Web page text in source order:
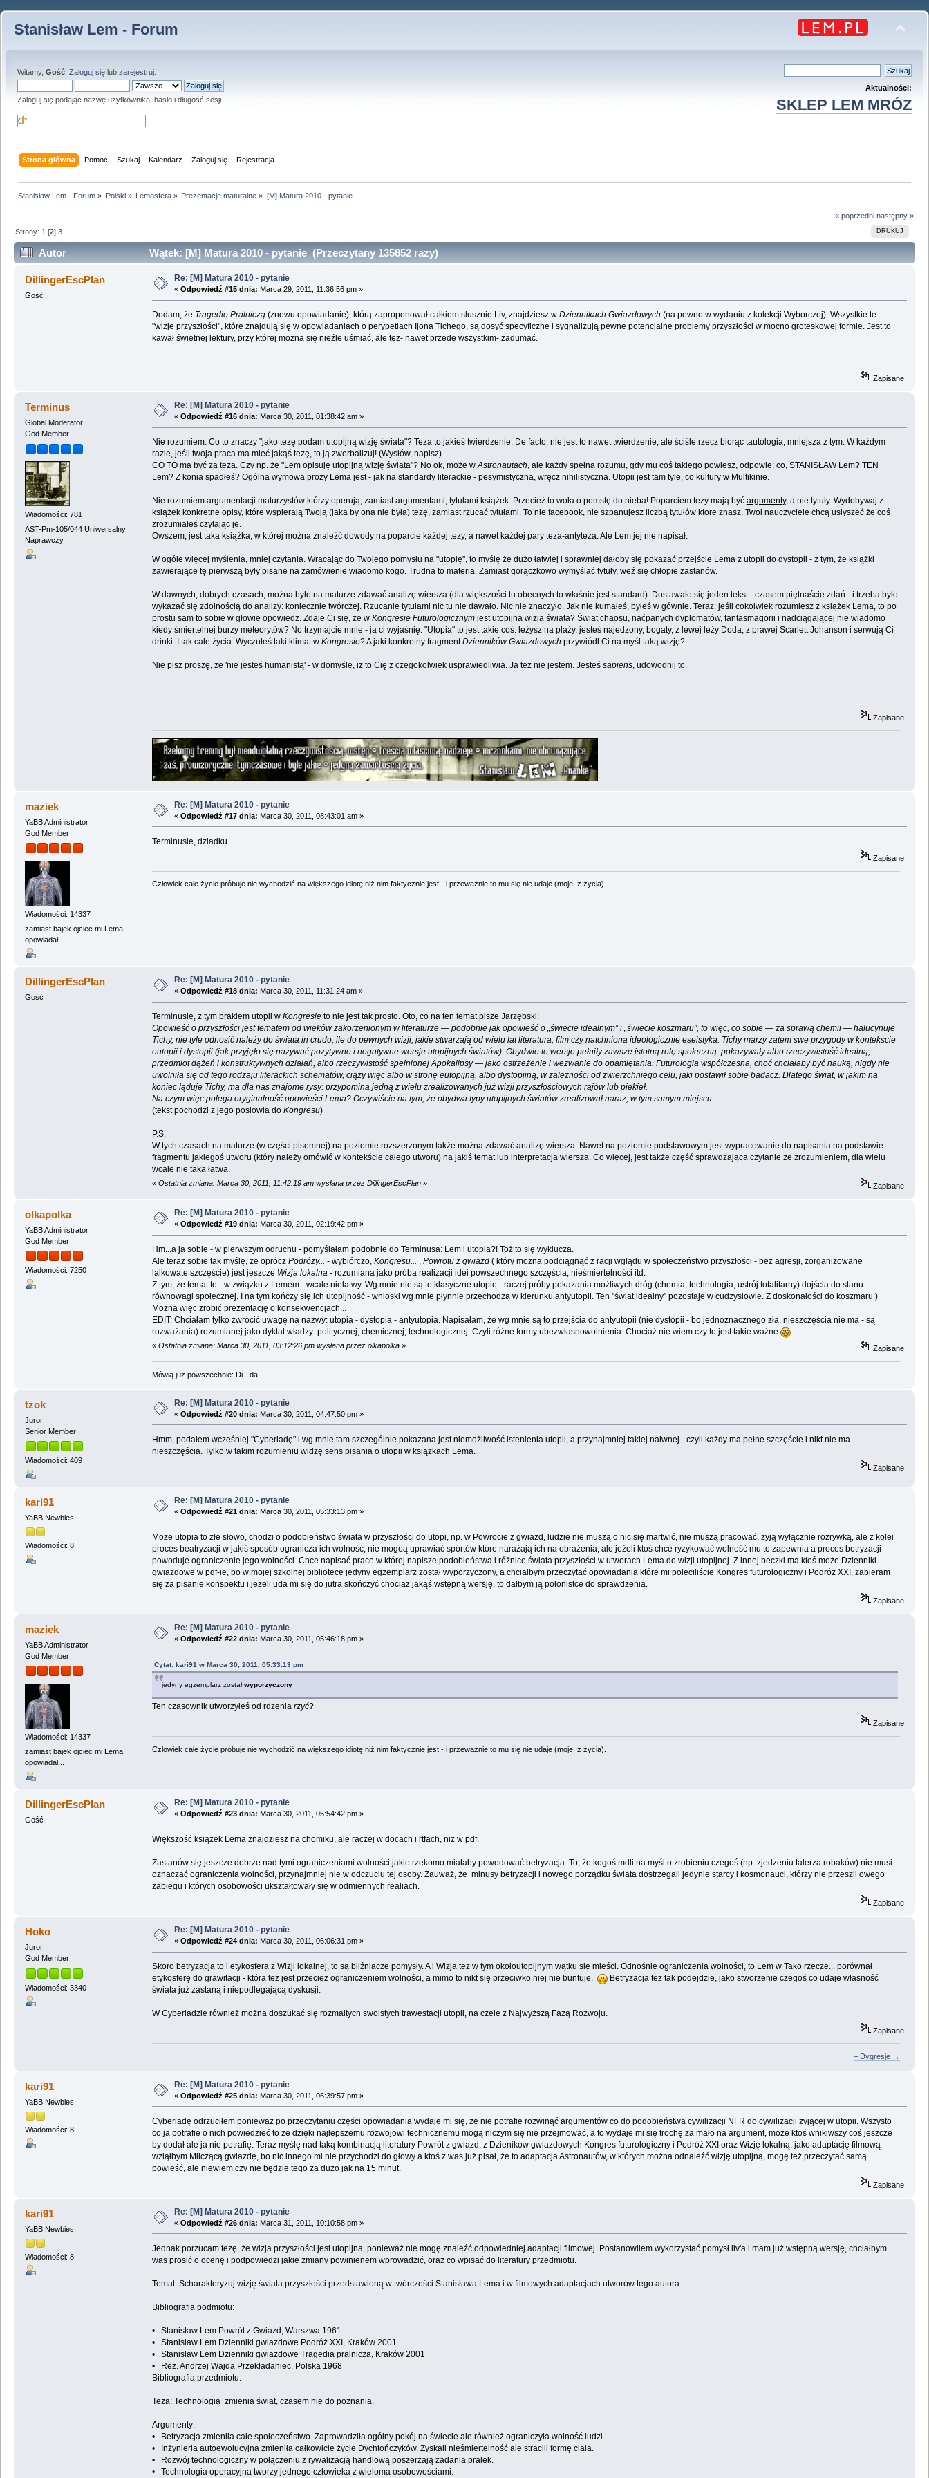
Stanisław Lem - Forum
Witamy, Gość Zaloguj się lub zarejestruj
Zaloguj się podając nazwę użytkownika, hasło i długość sesji
Aktualności:
SKLEP LEM MRÓZ
Strona główna Pomoc Szukaj Kalendarz Zaloguj się Rejestracja
Stanisław Lem - Forum » Polski» Lemosfera» Prezentacje maturalne » [M] Matura 2010 - pytanie
« poprzedni następny »
DRUKUJ
Strony: 1 [2]3
Autor Wątek: [M] Matura 2010 - pytanie (Przeczytany 135852 razy)
DillingerEscPlan
Gość
Re: [M] Matura 2010 - pytanie
« Odpowiedź #15 dnia: Marca 29, 2011, 11:36:56 pm »
Dodam, że Tragedie Pralniczą(znowu opowiadanie), którą zaproponował całkiem słusznie Liv, znajdziesz w Dziennikach Gwiazdowych (na pewno w wydaniu z kolekcji Wyborczej). Wszystkie te
"wizje przyszłości", które znajdują się w opowiadaniach o perypetiach Ijona Tichego, są dosyć specyficzne i sygnalizują pewne potencjalne problemy przyszłości w mocno groteskowej formie. Jest to
kawał świetnej lektury, przy której można się nieźle uśmiać, ale też- nawet przede wszystkim- zadumać.
Zapisane
Terminus
Global Moderator
God Member
Wiadomości: 781
AST-Pm-105/044 Uniwersalny
Naprawczy
Re: [M] Matura 2010 - pytanie
« Odpowiedź #16 dnia: Marca 30, 2011, 01:38:42 am »
Nie rozumiem. Co to znaczy "jako tezę podam utopijną wizję świata"? Teza to jakieś twierdzenie. De facto, nie jest to nawet twierdzenie, ale ściśle rzecz biorąc tautologia, mniejsza z tym. W każdym
razie, jeśli twoja praca ma mieć jakąś tezę, to ją zwerbalizuj! (Wysłów, napisz).
CO TO ma być za teza. Czy np. że "Lem opisuję utopijną wizję świata"? No ok, może wAstronautach, ale każdy spełna rozumu, gdy mu coś takiego powiesz, odpowie: co, STANISŁAW Lem? TEN
Lem? Z konia spadłeś? Ogólna wymowa prozy Lema jest - jak na standardy literackie - pesymistyczna, wręcz nihilistyczna. Utopii jest tam tyle, co kultury w Multikinie.
Nie rozumiem argumentacji maturzystów którzy operują, zamiast argumentami, tytułami książek. Przecież to woła o pomstę do nieba! Poparciem tezy mają być argumenty, a nie tytuły. Wydobywaj z
książek konkretne opisy, które wspierają Twoją (jaka by ona nie była) tezę, zamiast rzucać tytułami. To nie facebook, nie szpanujesz liczbą tytułów ktore znasz. Twoi nauczyciele chcą usłyszeć że coś
zrozumiałeśczytając je.
Owszem, jest taka książka, w której można znaleźć dowody na poparcie każdej tezy, a nawet każdej pary teza-antyteza. Ale Lem jej nie napisał.
W ogóle więcej myślenia, mniej czytania. Wracając do Twojego pomysłu na "utopię", to myślę że dużo łatwiej i sprawniej dałoby się pokazać przejście Lema z utopii do dystopii - z tym, że książki
zawierające tę pierwszą były pisane na zamówienie wiadomo kogo. Trudna to materia. Zamiast gorączkowo wymyślać tytuły, weź się chłopie zastanów.
W dawnych, dobrych czasach, można było na maturze zdawać analizę wiersza (dla większości tu obecnych to właśnie jest standard). Dostawało się jeden tekst - czasem piętnaście zdań - i trzeba było
wykazać się zdolnością do analizy: koniecznie twórczej. Rzucanie tytułami nic tu nie dawało. Nic nie znaczyło. Jak nie kumałeś, byłeś w gównie. Teraz: jeśli cokolwiek rozumiesz z książek Lema, to po
prostu sam to sobie w głowie opowiedz. Zdaje Ci się, że w Kongresie Futurologicznymjest utopijna wizja świata? Świat chaosu, naćpanych dyplomatów, fantasmagorii i nadciągającej nie wiadomo
kiedy śmiertelnej burzy meteorytów? No trzymajcie mnie - ja ci wyjaśnię. "Utopia" to jest takie coś: leżysz na plaży, jesteś najedzony, bogaty, z lewej leży Doda, z prawej Scarlett Johanson i serwują Ci
drinki. I tak całe życia. Wyczułeś taki klimat w Kongresie? A jaki konkretny fragmentDzienników Gwiazdowych przywiódł Ci na myśl taką wizję?
Nie pisz proszę, że 'nie jesteś humanistą' - w domyśle, iż to Cię z czegokolwiek usprawiedliwia. Ja tez nie jestem. Jesteś sapiens, udowodnij to.
Zapisane
maziek
YaBB Administrator
God Member
Wiadomości: 14337
zamiast bajek ojciec mi Lema
opowiadał...
Re: [M] Matura 2010 - pytanie
« Odpowiedź #17 dnia: Marca 30, 2011, 08:43:01 am »
Terminusie, dziadku...
Zapisane
Człowiek całe życie próbuje nie wychodzić na większego idiotę niż nim faktycznie jest - i przeważnie to mu się nie udaje (moje, z życia).
DillingerEscPlan
Gość
Re: [M] Matura 2010 - pytanie
« Odpowiedź #18 dnia: Marca 30, 2011, 11:31:24 am »
Terminusie, z tym brakiem utopii w Kongresieto nie jest tak prosto. Oto, co na ten temat pisze Jarzębski:
Opowieść o przyszłości jest tematem od wieków zakorzenionym w literaturze — podobnie jak opowieść o „świecie idealnym” i „świecie koszmaru”, to więc, co sobie — za sprawą chemii — halucynuje
Tichy, nie tyle odnosić należy do świata in crudo, ile do pewnych wizji, jakie stwarzają od wielu lat literatura, film czy natchniona ideologicznie eseistyka. Tichy marzy zatem swe przygody w kontekście
eutopii i dystopii (jak przyjęło się nazywać pozytywne i negatywne wersje utopijnych światów). Obydwie te wersje pełniły zawsze istotną rolę społeczną: pokazywały albo rzeczywistość idealną,
przedmiot dążeń i konstruktywnych działań, albo rzeczywistość spełnionej Apokalipsy — jako ostrzeżenie i wezwanie do opamiętania. Futurologia współczesna, choć chciałaby być nauką, nigdy nie
uwolniła się od tego rodzaju literackich schematów, ciąży więc albo w stronę eutopijną, albo dystopijną, w zależności od zwierzchniego celu, jaki postawił sobie badacz. Dlatego świat, w jakim na
koniec ląduje Tichy, ma dla nas znajome rysy: przypomina jedną z wielu zrealizowanych już wizji przyszłościowych rajów lub piekieł.
Na czym więc polega oryginalność opowieści Lema? Oczywiście na tym, że obydwa typy utopijnych światów zrealizował naraz, w tym samym miejscu.
(tekst pochodzi z jego posłowia do Kongresu)
P.S.
W tych czasach na maturze (w części pisemnej) na poziomie rozszerzonym także można zdawać analizę wiersza. Nawet na poziomie podstawowym jest wypracowanie do napisania na podstawie
fragmentu jakiegoś utworu (który należy omówić w kontekście całego utworu) na jakiś temat lub interpretacja wiersza. Co więcej, jest także część sprawdzająca czytanie ze zrozumieniem, dla wielu
wcale nie taka łatwa.
« Ostatnia zmiana: Marca 30, 2011, 11:42:19 am wysłana przez DillingerEscPlan» Zapisane
olkapolka
YaBB Administrator
God Member
Wiadomości: 7250
Re: [M] Matura 2010 - pytanie
« Odpowiedź #19 dnia: Marca 30, 2011, 02:19:42 pm »
Hm...a ja sobie - w pierwszym odruchu - pomyślałam podobnie do Terminusa: Lem i utopia?! Toż to się wyklucza.
Ale teraz sobie tak myślę, że opróczPodróży... - wybiórczo, Kongresu... , Powrotu z gwiazd( który można podciągnąć z racji wglądu w społeczeństwo przyszłości - bez agresji, zorganizowane
lalkowate szczęście) jest jeszcze Wizja lokalna- rozumiana jako próba realizacji idei powszechnego szczęścia, nieśmiertelności itd.
Z tym, że temat to - w związku z Lemem - wcale niełatwy. Wg mnie nie są to klasyczne utopie - raczej próby pokazania możliwych dróg (chemia, technologia, ustrój totalitarny) dojścia do stanu
równowagi społecznej. I na tym kończy się ich utopijność - wnioski wg mnie płynnie przechodzą w kierunku antyutopii. Ten "świat idealny" pozostaje w cudzysłowie. Z doskonałości do koszmaru:)
Można więc zrobić prezentację o konsekwencjach...
EDIT: Chciałam tylko zwrócić uwagę na nazwy: utopia - dystopia - antyutopia. Napisałam, że wg mnie są to przejścia do antyutopii (nie dystopii - bo jednoznacznego zła, nieszczęścia nie ma - są
rozważania) rozumianej jako dyktat władzy: politycznej, chemicznej, technologicznej. Czyli różne formy ubezwłasnowolnienia. Chociaż nie wiem czy to jest takie ważne
« Ostatnia zmiana: Marca 30, 2011, 03:12:26 pm wysłana przez olkapolka» Zapisane
Mówią już powszechnie: Di - da...
tzok
Juror
Senior Member
Wiadomości: 409
Re: [M] Matura 2010 - pytanie
« Odpowiedź #20 dnia: Marca 30, 2011, 04:47:50 pm »
Hmm, podałem wcześniej "Cyberiadę" i wg mnie tam szczególnie pokazana jest niemożliwość istenienia utopii, a przynajmniej takiej naiwnej - czyli każdy ma pełne szczęście i nikt nie ma
nieszczęścia. Tylko w takim rozumieniu widzę sens pisania o utopii w książkach Lema.
Zapisane
kari91
YaBB Newbies
Wiadomości: 8
Re: [M] Matura 2010 - pytanie
« Odpowiedź #21 dnia: Marca 30, 2011, 05:33:13 pm »
Może utopia to złe słowo, chodzi o podobieństwo świata w przyszłości do utopi, np. w Powrocie z gwiazd, ludzie nie muszą o nic się martwić, nie muszą pracować, żyją wyłącznie rozrywką, ale z kolei
proces beatryzacji w jakiś sposób ogranicza ich wolność, nie mogoą uprawiać sportów które narażają ich na obrażenia, ale jeżeli ktoś chce ryzykować wolność mu to zapewnia a proces betryzacji
powoduje ograniczenie jego wolności. Chce napisać prace w której napisze podobieństwa i różnice świata przyszłości w utworach Lema do wizji utopijnej. Z innej beczki ma ktoś może Dzienniki
gwiazdowe w pdf-ie, bo w mojej szkolnej bibliotece jedyny egzemplarz został wyporzyczony, a chciałbym przeczytać opowiadania które mi poleciliście Kongres futurologiczny i Podróż XXI, zabieram
się za pisanie konspektu i jeżeli uda mi się do jutra skończyć chociaż jakąś wstępną wersję, to dałbym ją polonistce do sprawdzenia.
Zapisane
maziek
YaBB Administrator
God Member
Wiadomości: 14337
zamiast bajek ojciec mi Lema
opowiadał...
Re: [M] Matura 2010 - pytanie
« Odpowiedź #22 dnia: Marca 30, 2011, 05:46:18 pm »
Cytat: kari91 w Marca 30, 2011, 05:33:13 pm
jedyny egzemplarz zostałwyporzyczony
Ten czasownik utworzyłeś od rdzenia rzyć?
Zapisane
Człowiek całe życie próbuje nie wychodzić na większego idiotę niż nim faktycznie jest - i przeważnie to mu się nie udaje (moje, z życia).
DillingerEscPlan
Gość
Re: [M] Matura 2010 - pytanie
« Odpowiedź #23 dnia: Marca 30, 2011, 05:54:42 pm »
Większość książek Lema znajdziesz na chomiku, ale raczej w docach i rtfach, niż w pdf.
Zastanów się jeszcze dobrze nad tymi ograniczeniami wolności jakie rzekomo miałaby powodować betryzacja. To, że kogoś mdli na myśl o zrobieniu czegoś (np. zjedzeniu talerza robaków) nie musi
oznaczać ograniczenia wolności, przynajmniej nie w odczuciu tej osoby. Zauważ, że minusy betryzacji i nowego porządku świata dostrzegali jedynie starcy i kosmonauci, którzy nie przeszli owego
zabiegu i których osobowości ukształtowały się w odmiennych realiach.
Zapisane
Hoko
Juror
God Member
Wiadomości: 3340
Re: [M] Matura 2010 - pytanie
« Odpowiedź #24 dnia: Marca 30, 2011, 06:06:31 pm »
Skoro betryzacja to i etykosfera z Wizji lokalnej, to są bliźniacze pomysły. A i Wizja tez w tym okołoutopijnym wątku się mieści. Odnośnie ograniczenia wolności, to Lem w Tako rzecze... porównał
etykosferę do grawitacji - która też jest przecież ograniczeniem wolności, a mimo to nikt się przeciwko niej nie buntuje.
Betryzacja też tak podejdzie, jako stworzenie czegoś co udaje własność
świata już zastaną i niepodlegającą dyskusji.
W Cyberiadzie również można doszukać się rozmaitych swoistych trawestacji utopii, na czele z Najwyższą Fazą Rozwoju.
Zapisane
– Dygresje →
kari91
YaBB Newbies
Wiadomości: 8
Re: [M] Matura 2010 - pytanie
« Odpowiedź #25 dnia: Marca 30, 2011, 06:39:57 pm »
Cyberiadę odrzuciłem ponieważ po przeczytaniu części opowiadania wydaje mi się, że nie potrafie rozwinąć argumentów co do podobieństwa cywilizacji NFR do cywilizacji żyjącej w utopii. Wszysto
co ja potrafie o nich powiedzieć to że dzięki najlepszemu rozwojowi technicznemu mogą niczym się nie przejmować, a to wydaje mi się trochę za mało na argument, może ktoś wnikiwszy coś jeszcze
by dodał ale ja nie potrafię. Teraz myślę nad taką kombinacją literatury Powrót z gwiazd, z Dzieników gwiazdowych Kongres futurologiczny i Podróż XXI oraz Wizję lokalną, jako adaptację filmową
wziąłbym Milczącą gwiazdę, bo nic innego mi nie przychodzi do głowy a ktoś z was już pisał, że to adaptacja Astronautów, w których można odnaleźć wizję utopijną, mogę też przeczytać samą
powieść, ale niewiem czy nie będzie tego za dużo jak na 15 minut.
Zapisane
kari91
YaBB Newbies
Wiadomości: 8
Re: [M] Matura 2010 - pytanie
« Odpowiedź #26 dnia: Marca 31, 2011, 10:10:58 pm »
Jednak porzucam tezę, że wizja przyszłości jest utopijna, ponieważ nie mogę znaleźć odpowiedniej adaptacji filmowej. Postanowiłem wykorzystać pomysł liv'a i mam już wstępną wersję, chciałbym
was prosić o ocenę i podpowiedzi jakie zmiany powinienem wprowadzić, oraz co wpisać do literatury przedmiotu.
Temat: Scharakteryzuj wizję świata przyszłości przedstawioną w twórczości Stanisława Lema i w filmowych adaptacjach utworów tego autora.
Bibliografia podmiotu:
• Stanisław Lem Powrót z Gwiazd, Warszwa 1961
• Stanisław Lem Dzienniki gwiazdowe Podróż XXI, Kraków 2001
• Stanisław Lem Dzienniki gwiazdowe Tragedia pralnicza, Kraków 2001
• Reż. Andrzej Wajda Przekładaniec, Polska 1968
Bibliografia przedmiotu:
Teza: Technologia zmienia świat, czasem nie do poznania.
Argumenty:
• Betryzacja zmieniła całe społeczeństwo. Zaprowadziła ogólny pokój na świecie ale również ograniczyła wolność ludzi.
• Inżynieria autoewolucyjna zmieniła całkowicie życie Dychtończyków. Zyskali nieśmiertelność ale stracili formę ciała.
• Rozwój technologiczny w połączeniu z rywalizacją handlową poszerzają zadania pralek.
• Technologia operacyjna tworzy jednego człowieka z wieloma osobowościami.